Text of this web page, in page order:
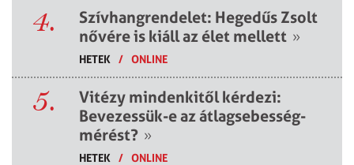
4.
Szívhangrendelet: Hegedűs Zsolt
nővére is kiáll az élet mellett »
HETEK / ONLINE
5.
Vitézy mindenkitől kérdezi:
Bevezessük-e az átlagsebesség-
mérést? »
HETEK / ONLINE